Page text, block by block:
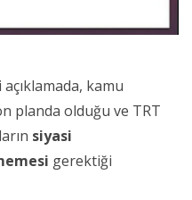
kamu
planda olduğu ve TRT
siyasi
gerektiği